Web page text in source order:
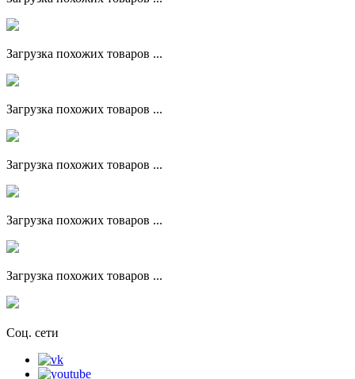
Загрузка похожих товаров ...
Загрузка похожих товаров ...
Загрузка похожих товаров ...
Загрузка похожих товаров ...
Загрузка похожих товаров ...
Соц. сети